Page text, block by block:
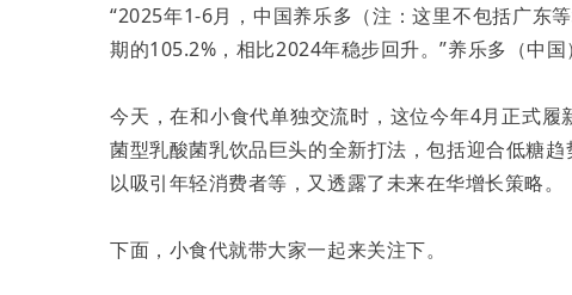
“2025年1-6月，中国养乐多（注：这里不包括广东
期的105.2%，相比2024年稳步回升。”养乐多（中
今天，在和小食代单独交流时，这位今年4月正式
菌型乳酸菌乳饮品巨头的全新打法，包括迎合低糖
以吸引年轻消费者等，又透露了未来在华增长策略。
下面，小食代就带大家一起来关注下。